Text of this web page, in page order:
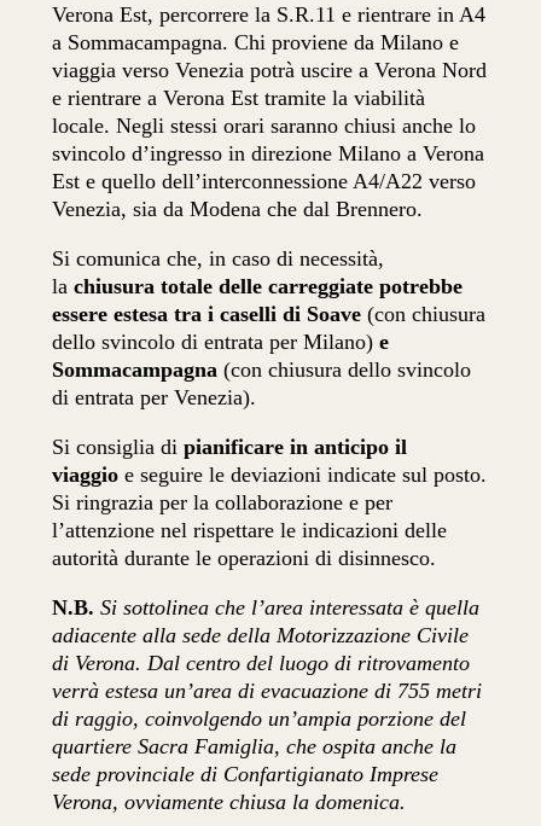
Verona Est, percorrere la S.R.11 e rientrare in A4
a Sommacampagna. Chi proviene da Milano e
viaggia verso Venezia potrà uscire a Verona Nord
e rientrare a Verona Est tramite la viabilità
locale. Negli stessi orari saranno chiusi anche lo
svincolo d’ingresso in direzione Milano a Verona
Est e quello dell’interconnessione A4/A22 verso
Venezia, sia da Modena che dal Brennero.
Si comunica che, in caso di necessità,
la chiusura totale delle carreggiate potrebbe
essere estesa tra i caselli di Soave(con chiusura
dello svincolo di entrata per Milano)e
Sommacampagna (con chiusura dello svincolo
di entrata per Venezia).
Si consiglia dipianificare in anticipo il
viaggio e seguire le deviazioni indicate sul posto.
Si ringrazia per la collaborazione e per
l’attenzione nel rispettare le indicazioni delle
autorità durante le operazioni di disinnesco.
N.B. Si sottolinea che l’area interessata è quella
adiacente alla sede della Motorizzazione Civile
di Verona. Dal centro del luogo di ritrovamento
verrà estesa un’area di evacuazione di 755 metri
di raggio, coinvolgendo un’ampia porzione del
quartiere Sacra Famiglia, che ospita anche la
sede provinciale di Confartigianato Imprese
Verona, ovviamente chiusa la domenica.